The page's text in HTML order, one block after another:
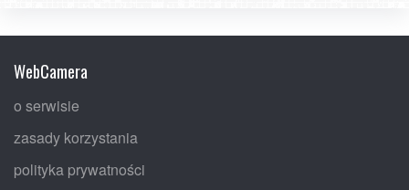
WebCamera
o serwisie
zasady korzystania
polityka prywatności